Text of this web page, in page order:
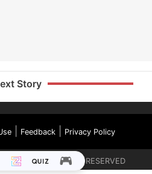
Story
| Feedback| Privacy Policy
LIMITED. ALL RIGHTS RESERVED